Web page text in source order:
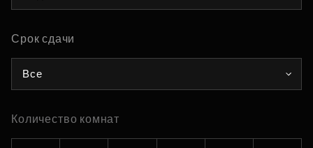
Срок сдачи
Все
Количество комнат